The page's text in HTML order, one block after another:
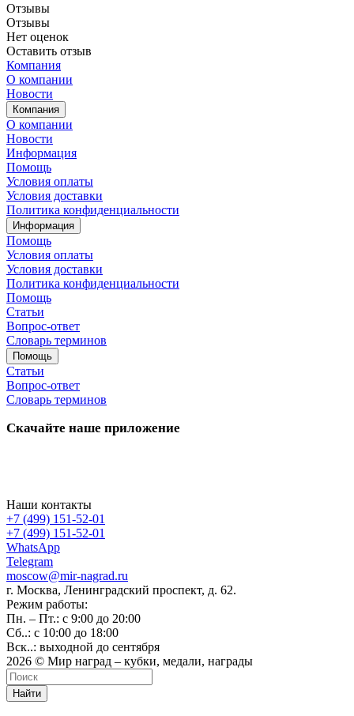
Отзывы
Отзывы
Нет оценок
Оставить отзыв
Компания
О компании
Новости
Компания
О компании
Новости
Информация
Помощь
Условия оплаты
Условия доставки
Политика конфиденциальности
Информация
Помощь
Условия оплаты
Условия доставки
Политика конфиденциальности
Помощь
Статьи
Вопрос-ответ
Словарь терминов
Помощь
Статьи
Вопрос-ответ
Словарь терминов
Скачайте наше приложение
Наши контакты
+7 (499) 151-52-01
+7 (499) 151-52-01
WhatsApp
Telegram
moscow@mir-nagrad.ru
г. Москва, Ленинградский проспект, д. 62.
Режим работы:
Пн. – Пт.: с 9:00 до 20:00
Сб..: с 10:00 до 18:00
Вск..: выходной до сентября
2026 © Мир наград – кубки, медали, награды
Найти